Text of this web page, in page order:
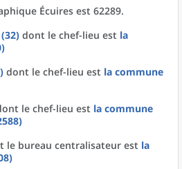
Écuires est 62289.
dont le chef-lieu est la
dont le chef-lieu est la commune
le chef-lieu est la commune
le bureau centralisateur est la